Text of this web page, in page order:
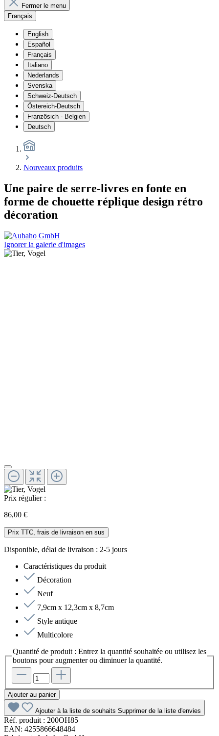
Fermer le menu
Français
English
Español
Français
Italiano
Nederlands
Svenska
Schweiz-Deutsch
Östereich-Deutsch
Französich - Belgien
Deutsch
Nouveaux produits
Une paire de serre-livres en fonte en
forme de chouette réplique design rétro
décoration
Ignorer la galerie d'images
Prix régulier :
86,00 €
Prix TTC, frais de livraison en sus
Disponible, délai de livraison : 2-5 jours
Caractéristiques du produit
Décoration
Neuf
7,9cm x 12,3cm x 8,7cm
Style antique
Multicolore
Quantité de produit : Entrez la quantité souhaitée ou utilisez les
boutons pour augmenter ou diminuer la quantité.
Ajouter au panier
Ajouter à la liste de souhaits Supprimer de la liste d'envies
Réf. produit : 200OH85
EAN: 4255866648484